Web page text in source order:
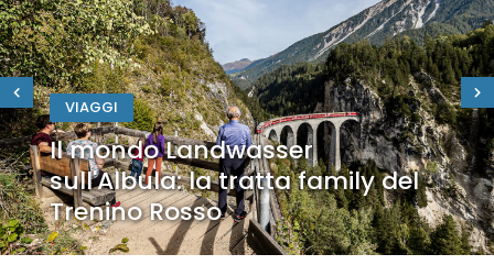
VIAGGI
Il mondo Landwasser
sull'Albula: la tratta family del
Trenino Rosso